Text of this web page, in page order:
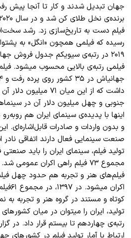
برنده
فیلم دست به تاریخسازی زد. رشد سخت
رسیده که فیلمی همچون «انگل» به
۲۰۱۹ در رتبه
ی سیویکم جدول فروش
فیلمی رتبهی بالایی محسوب میشود.
داشت که از این میان ۷۱ میلیون دلار آن در خود سینماهای کره
جنوبی و چهل میلیون دلار آن در
اینها با پدیدهی سینمای ایران هم روبه
و بدون واردات و صادرات قابلاشارهای.
صنعت سینمایی فعال دارند اتفاقی
مجموع ۷۳ فیلم راهی اکران عمومی شد. علاوه
فیلمهای هنر و تجربه هم حدود چهل
اکران میشود. در ۱۳۹۷، در مجموع ۶۱
کوتاه و مستند در گروه هنر و تجربه به
تولید، ایران را میتوان در میان کشور
رتبهی چهاردهم تا بیستم قرار داد. در
ارتباط با آمار تولید فیلم در کشور